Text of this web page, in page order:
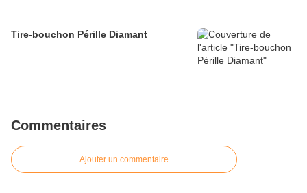
Tire-bouchon Pérille Diamant
Commentaires
Ajouter un commentaire